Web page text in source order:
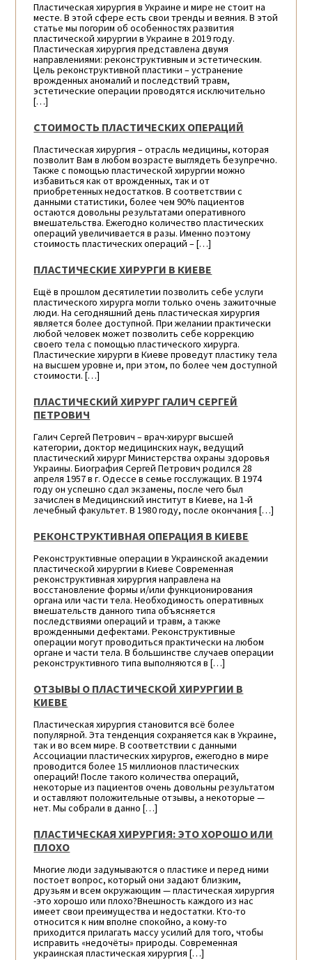
Пластическая хирургия в Украине и мире не стоит на
месте. В этой сфере есть свои тренды и веяния. В этой
статье мы погорим об особенностях развития
пластической хирургии в Украине в 2019 году.
Пластическая хирургия представлена двумя
направлениями: реконструктивным и эстетическим.
Цель реконструктивной пластики – устранение
врожденных аномалий и последствий травм,
эстетические операции проводятся исключительно
[…]
СТОИМОСТЬ ПЛАСТИЧЕСКИХ ОПЕРАЦИЙ
Пластическая хирургия – отрасль медицины, которая
позволит Вам в любом возрасте выглядеть безупречно.
Также с помощью пластической хирургии можно
избавиться как от врожденных, так и от
приобретенных недостатков. В соответствии с
данными статистики, более чем 90% пациентов
остаются довольны результатами оперативного
вмешательства. Ежегодно количество пластических
операций увеличивается в разы. Именно поэтому
стоимость пластических операций – […]
ПЛАСТИЧЕСКИЕ ХИРУРГИ В КИЕВЕ
Ещё в прошлом десятилетии позволить себе услуги
пластического хирурга могли только очень зажиточные
люди. На сегодняшний день пластическая хирургия
является более доступной. При желании практически
любой человек может позволить себе коррекцию
своего тела с помощью пластического хирурга.
Пластические хирурги в Киеве проведут пластику тела
на высшем уровне и, при этом, по более чем доступной
стоимости. […]
ПЛАСТИЧЕСКИЙ ХИРУРГ ГАЛИЧ СЕРГЕЙ
ПЕТРОВИЧ
Галич Сергей Петрович – врач-хирург высшей
категории, доктор медицинских наук, ведущий
пластический хирург Министерства охраны здоровья
Украины. Биография Сергей Петрович родился 28
апреля 1957 в г. Одессе в семье госслужащих. В 1974
году он успешно сдал экзамены, после чего был
зачислен в Медицинский институт в Киеве, на 1-й
лечебный факультет. В 1980 году, после окончания […]
РЕКОНСТРУКТИВНАЯ ОПЕРАЦИЯ В КИЕВЕ
Реконструктивные операции в Украинской академии
пластической хирургии в Киеве Современная
реконструктивная хирургия направлена на
восстановление формы и/или функционирования
органа или части тела. Необходимость оперативных
вмешательств данного типа объясняется
последствиями операций и травм, а также
врожденными дефектами. Реконструктивные
операции могут проводиться практически на любом
органе и части тела. В большинстве случаев операции
реконструктивного типа выполняются в […]
ОТЗЫВЫ О ПЛАСТИЧЕСКОЙ ХИРУРГИИ В
КИЕВЕ
Пластическая хирургия становится всё более
популярной. Эта тенденция сохраняется как в Украине,
так и во всем мире. В соответствии с данными
Ассоциации пластических хирургов, ежегодно в мире
проводится более 15 миллионов пластических
операций! После такого количества операций,
некоторые из пациентов очень довольны результатом
и оставляют положительные отзывы, а некоторые —
нет. Мы собрали в данно […]
ПЛАСТИЧЕСКАЯ ХИРУРГИЯ: ЭТО ХОРОШО ИЛИ
ПЛОХО
Многие люди задумываются о пластике и перед ними
постоет вопрос, который они задают близким,
друзьям и всем окружающим — пластическая хирургия
-это хорошо или плохо?Внешность каждого из нас
имеет свои преимущества и недостатки. Кто-то
относится к ним вполне спокойно, а кому-то
приходится прилагать массу усилий для того, чтобы
исправить «недочёты» природы. Современная
украинская пластическая хирургия […]